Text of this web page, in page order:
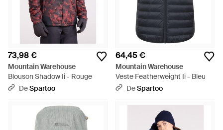
73,98 €
Mountain Warehouse
Blouson Shadow Ii - Rouge
DeSpartoo
64,45 €
Mountain Warehouse
Veste Featherweight Ii - Bleu
DeSpartoo